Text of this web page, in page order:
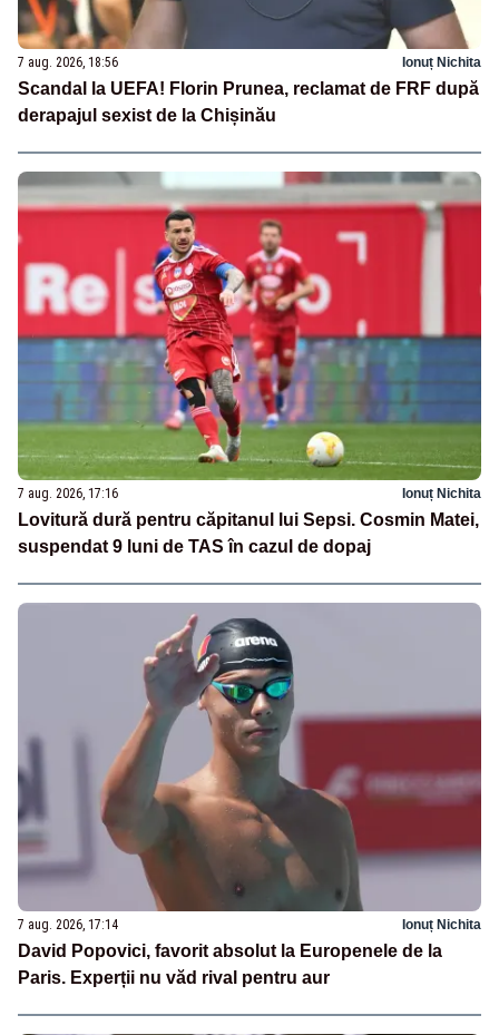
7 aug. 2026, 18:56 Ionuț Nichita
Scandal la UEFA! Florin Prunea, reclamat de FRF după
derapajul sexist de la Chișinău
7 aug. 2026, 17:16 Ionuț Nichita
Lovitură dură pentru căpitanul lui Sepsi. Cosmin Matei,
suspendat 9 luni de TAS în cazul de dopaj
7 aug. 2026, 17:14 Ionuț Nichita
David Popovici, favorit absolut la Europenele de la
Paris. Experții nu văd rival pentru aur